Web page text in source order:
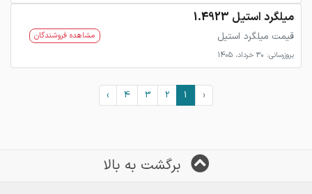
میلگرد استیل 1.4923
قیمت میلگرد استیل
بروزرسانی: 30 خرداد، 1405
مشاهده فروشندگان
‹
1
2
3
4
›
برگشت به بالا